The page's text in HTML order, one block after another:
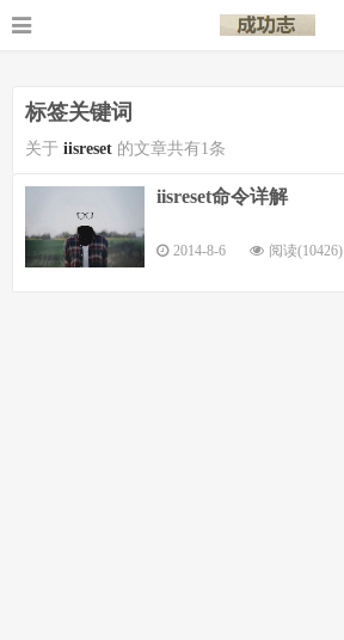
标签关键词
关于 iisreset 的文章共有1条
iisreset命令详解
2014-8-6 阅读(10426)